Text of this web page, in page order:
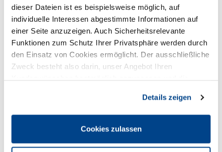
dieser Dateien ist es beispielsweise möglich, auf
individuelle Interessen abgestimmte Informationen auf
einer Seite anzuzeigen. Auch Sicherheitsrelevante
Funktionen zum Schutz Ihrer Privatsphäre werden durch
den Einsatz von Cookies ermöglicht. Der ausschließliche
Zweck besteht also darin, unser Angebot Ihren
Details zeigen
Cookies zulassen